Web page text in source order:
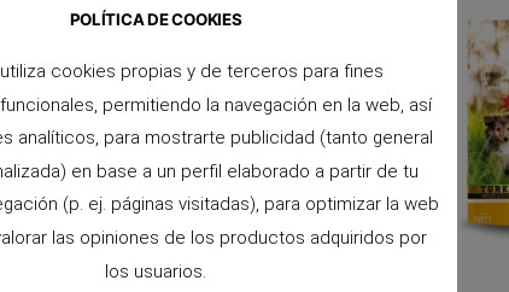
POLÍTICA DE COOKIES
utiliza cookies propias y de terceros para fines
permitiendo la navegación en la web, así
analíticos, para mostrarte publicidad (tanto general
en base a un perfil elaborado a partir de tu
(p. ej. páginas visitadas), para optimizar la web
las opiniones de los productos adquiridos por
los usuarios.